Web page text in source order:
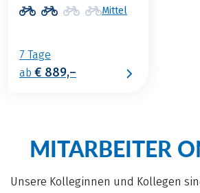
Mittel
7 Tage
ab € 889,–
MITARBEITER
Unsere Kolleginnen und Kollegen